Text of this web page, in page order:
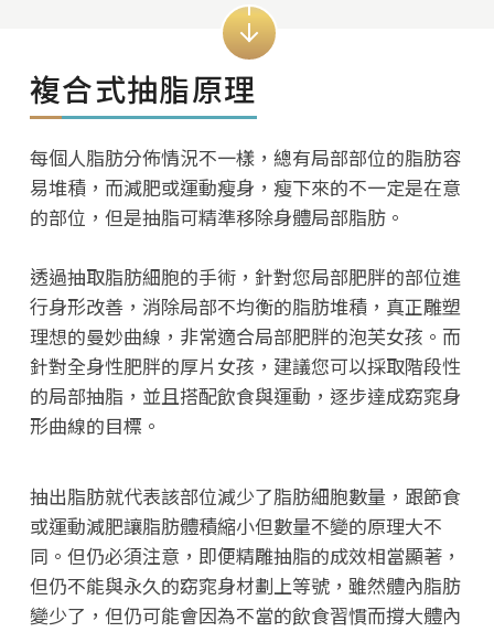
複合式抽脂原理
每個人脂肪分佈情況不一樣，總有局部部位的脂肪容
易堆積，而減肥或運動瘦身，瘦下來的不一定是在意
的部位，但是抽脂可精準移除身體局部脂肪。
透過抽取脂肪細胞的手術，針對您局部肥胖的部位進
行身形改善，消除局部不均衡的脂肪堆積，真正雕塑
理想的曼妙曲線，非常適合局部肥胖的泡芙女孩。而
針對全身性肥胖的厚片女孩，建議您可以採取階段性
的局部抽脂，並且搭配飲食與運動，逐步達成窈窕身
形曲線的目標。
抽出脂肪就代表該部位減少了脂肪細胞數量，跟節食
或運動減肥讓脂肪體積縮小但數量不變的原理大不
同。但仍必須注意，即便精雕抽脂的成效相當顯著，
但仍不能與永久的窈窕身材劃上等號，雖然體內脂肪
變少了，但仍可能會因為不當的飲食習慣而撐大體內